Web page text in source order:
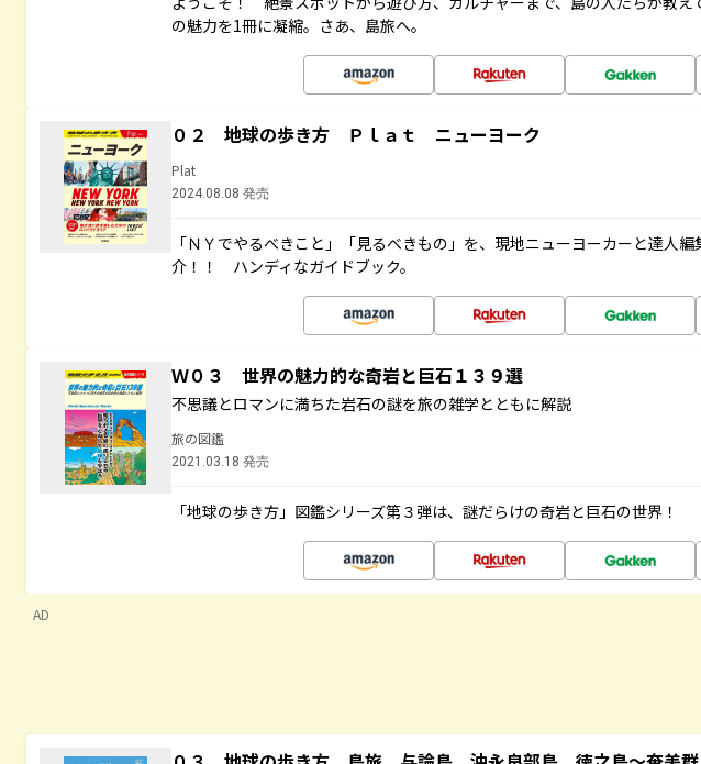
の魅力を1冊に凝縮。さあ、島旅へ。
０２ 地球の歩き方 Ｐｌａｔ ニューヨーク
Plat
2024.08.08 発売
「ＮＹでやるべきこと」「見るべきもの」を、現地ニューヨーカーと達人
介！！ ハンディなガイドブック。
Ｗ０３ 世界の魅力的な奇岩と巨石１３９選
不思議とロマンに満ちた岩石の謎を旅の雑学とともに解説
旅の図鑑
2021.03.18 発売
「地球の歩き方」図鑑シリーズ第３弾は、謎だらけの奇岩と巨石の世界！
AD